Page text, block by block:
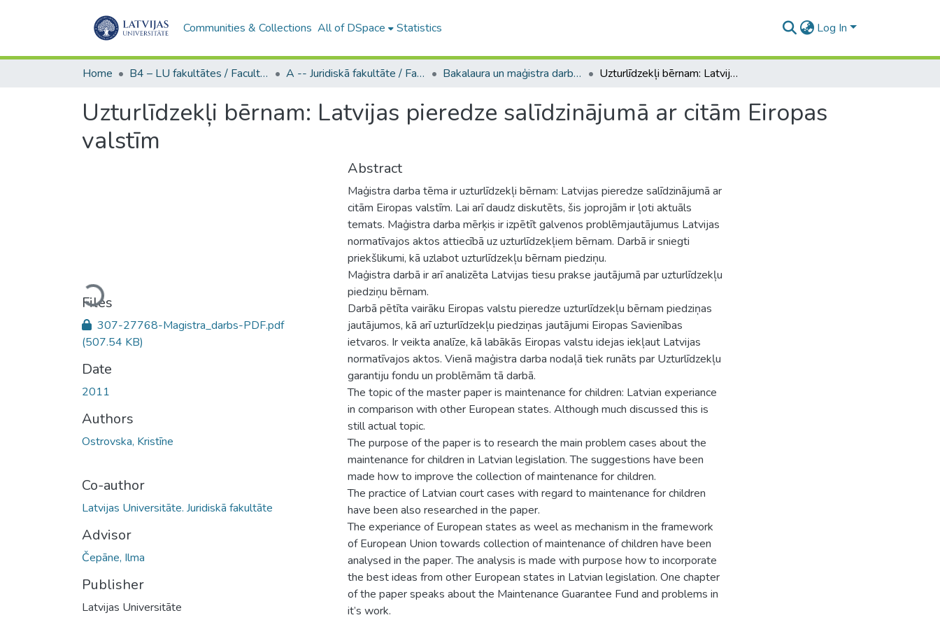
Communities & Collections All of DSpace Statistics Log In
Home B4 – LU fakultātes / Faculties of the UL A -- Juridiskā fakultāte / Faculty of Law Bakalaura un maģistra darbi (JF) / Bachelor's and Master's theses Uzturlīdzekļi bērnam: Latvijas pieredze salīdzinājumā ar citām Eiropas valstīm
Uzturlīdzekļi bērnam: Latvijas pieredze salīdzinājumā ar citām Eiropas
valstīm
Loading...
Files
307-27768-Magistra_darbs-PDF.pdf
(507.54 KB)
Date
2011
Authors
Ostrovska, Kristīne
Co-author
Latvijas Universitāte. Juridiskā fakultāte
Advisor
Čepāne, Ilma
Publisher
Latvijas Universitāte
Abstract
Maģistra darba tēma ir uzturlīdzekļi bērnam: Latvijas pieredze salīdzinājumā ar
citām Eiropas valstīm. Lai arī daudz diskutēts, šis joprojām ir ļoti aktuāls
temats. Maģistra darba mērķis ir izpētīt galvenos problēmjautājumus Latvijas
normatīvajos aktos attiecībā uz uzturlīdzekļiem bērnam. Darbā ir sniegti
priekšlikumi, kā uzlabot uzturlīdzekļu bērnam piedziņu.
Maģistra darbā ir arī analizēta Latvijas tiesu prakse jautājumā par uzturlīdzekļu
piedziņu bērnam.
Darbā pētīta vairāku Eiropas valstu pieredze uzturlīdzekļu bērnam piedziņas
jautājumos, kā arī uzturlīdzekļu piedziņas jautājumi Eiropas Savienības
ietvaros. Ir veikta analīze, kā labākās Eiropas valstu idejas iekļaut Latvijas
normatīvajos aktos. Vienā maģistra darba nodaļā tiek runāts par Uzturlīdzekļu
garantiju fondu un problēmām tā darbā.
The topic of the master paper is maintenance for children: Latvian experiance
in comparison with other European states. Although much discussed this is
still actual topic.
The purpose of the paper is to research the main problem cases about the
maintenance for children in Latvian legislation. The suggestions have been
made how to improve the collection of maintenance for children.
The practice of Latvian court cases with regard to maintenance for children
have been also researched in the paper.
The experiance of European states as weel as mechanism in the framework
of European Union towards collection of maintenance of children have been
analysed in the paper. The analysis is made with purpose how to incorporate
the best ideas from other European states in Latvian legislation. One chapter
of the paper speaks about the Maintenance Guarantee Fund and problems in
it’s work.